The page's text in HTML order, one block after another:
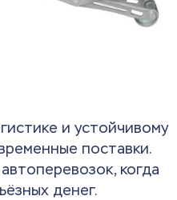
и устойчивому
поставки.
когда
денег.